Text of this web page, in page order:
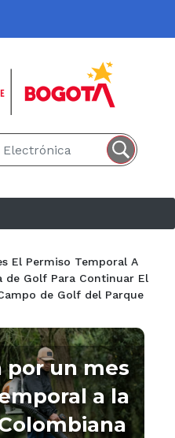
El Permiso Temporal A
de Golf Para Continuar El
de Golf del Parque
por un mes
a la